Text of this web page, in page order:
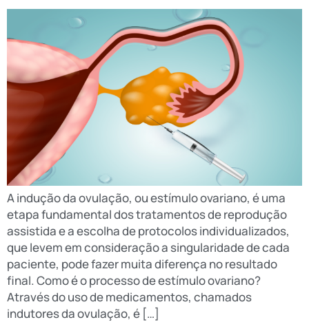
A indução da ovulação, ou estímulo ovariano, é uma
etapa fundamental dos tratamentos de reprodução
assistida e a escolha de protocolos individualizados,
que levem em consideração a singularidade de cada
paciente, pode fazer muita diferença no resultado
final. Como é o processo de estímulo ovariano?
Através do uso de medicamentos, chamados
indutores da ovulação, é […]